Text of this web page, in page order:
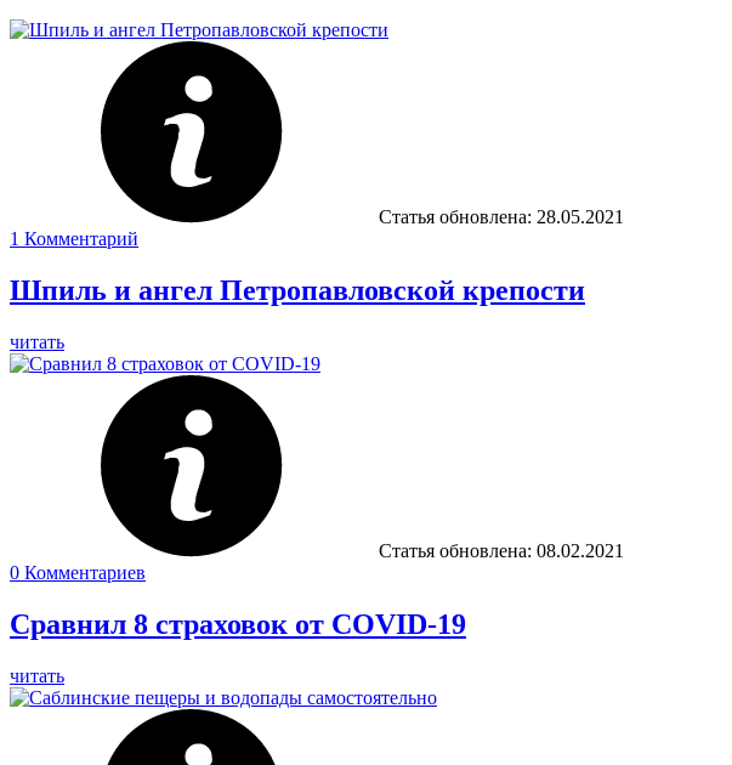
Статья обновлена: 28.05.2021
1 Комментарий
Шпиль и ангел Петропавловской крепости
читать
Статья обновлена: 08.02.2021
0 Комментариев
Сравнил 8 страховок от COVID-19
читать